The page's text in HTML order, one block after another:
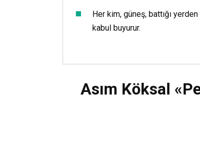
Her kim, güneş, battığı
kabul buyurur.
Asım Köksal